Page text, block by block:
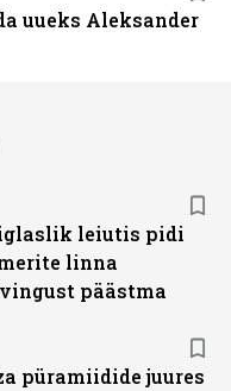
uueks Aleksander
leiutis pidi
linna
päästma
püramiidide juures